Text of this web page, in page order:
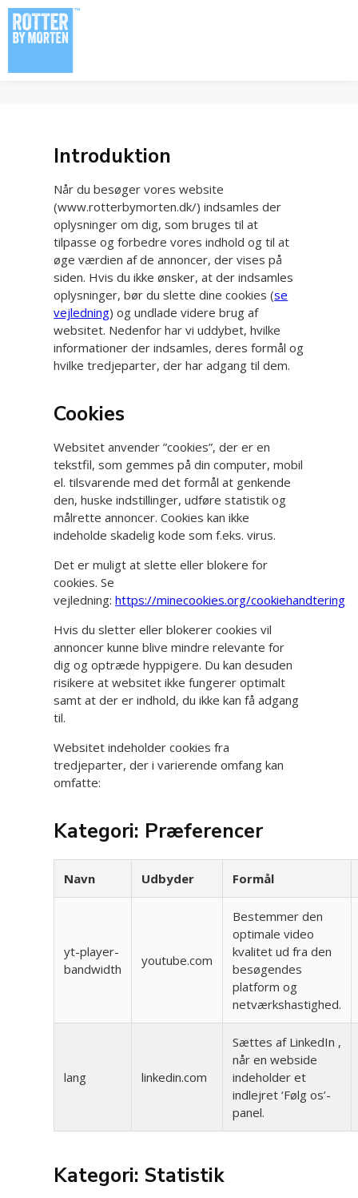
Spring til hovedindhold
Spring til sidefod
Cookie- og privatlivspolitik
Introduktion
Når du besøger vores website
(www.rotterbymorten.dk/) indsamles der
oplysninger om dig, som bruges til at
tilpasse og forbedre vores indhold og til at
øge værdien af de annoncer, der vises på
siden. Hvis du ikke ønsker, at der indsamles
oplysninger, bør du slette dine cookies (se
vejledning) og undlade videre brug af
websitet. Nedenfor har vi uddybet, hvilke
informationer der indsamles, deres formål og
hvilke tredjeparter, der har adgang til dem.
Cookies
Websitet anvender ”cookies”, der er en
tekstfil, som gemmes på din computer, mobil
el. tilsvarende med det formål at genkende
den, huske indstillinger, udføre statistik og
målrette annoncer. Cookies kan ikke
indeholde skadelig kode som f.eks. virus.
Det er muligt at slette eller blokere for
cookies. Se
vejledning:https://minecookies.org/cookiehandtering
Hvis du sletter eller blokerer cookies vil
annoncer kunne blive mindre relevante for
dig og optræde hyppigere. Du kan desuden
risikere at websitet ikke fungerer optimalt
samt at der er indhold, du ikke kan få adgang
til.
Websitet indeholder cookies fra
tredjeparter, der i varierende omfang kan
omfatte:
Kategori: Præferencer
Navn Udbyder Formål
yt-player-
bandwidth
youtube.com
Bestemmer den
optimale video
kvalitet ud fra den
besøgendes
platform og
netværkshastighed.
lang linkedin.com
Sættes af LinkedIn ,
når en webside
indeholder et
indlejret ‘Følg os’-
panel.
Kategori: Statistik